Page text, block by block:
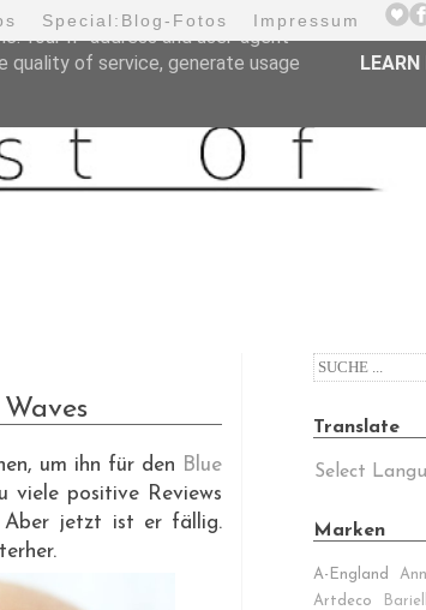
Special:Blog-Fotos Impressum
um ihn für den Blue
viele positive Reviews
Aber jetzt ist er fällig.
Translate
Select
Marken
A-England
Artdeco
Your IP address and user-agent
quality of service, generate usage
LEARN